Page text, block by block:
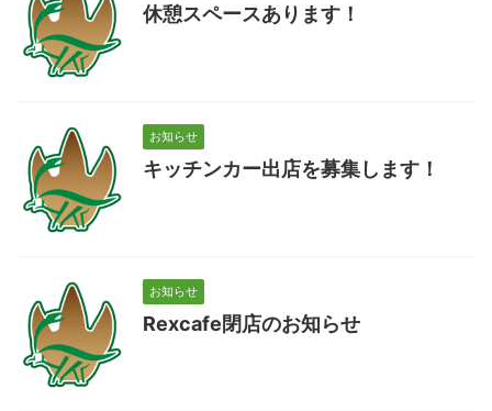
休憩スペースあります！
お知らせ
キッチンカー出店を募集します！
お知らせ
Rexcafe閉店のお知らせ